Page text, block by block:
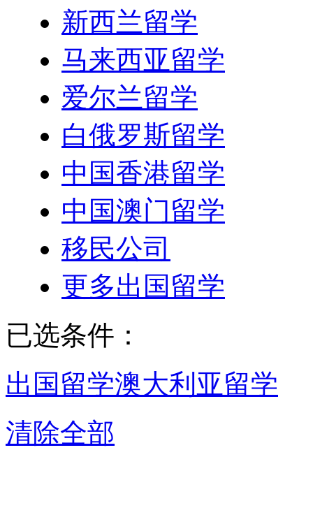
新西兰留学
马来西亚留学
爱尔兰留学
白俄罗斯留学
中国香港留学
中国澳门留学
移民公司
更多出国留学
已选条件：
出国留学澳大利亚留学
清除全部